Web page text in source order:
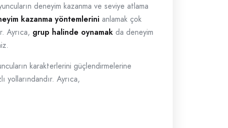
deneyim kazanma ve seviye atlama
kazanma yöntemlerini anlamak çok
Ayrıca, grup halinde oynamak da deneyim
karakterlerini güçlendirmelerine
yollarındandır. Ayrıca,